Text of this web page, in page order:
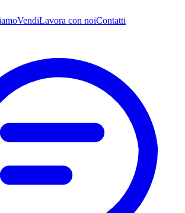
VendiLavora con noiContatti